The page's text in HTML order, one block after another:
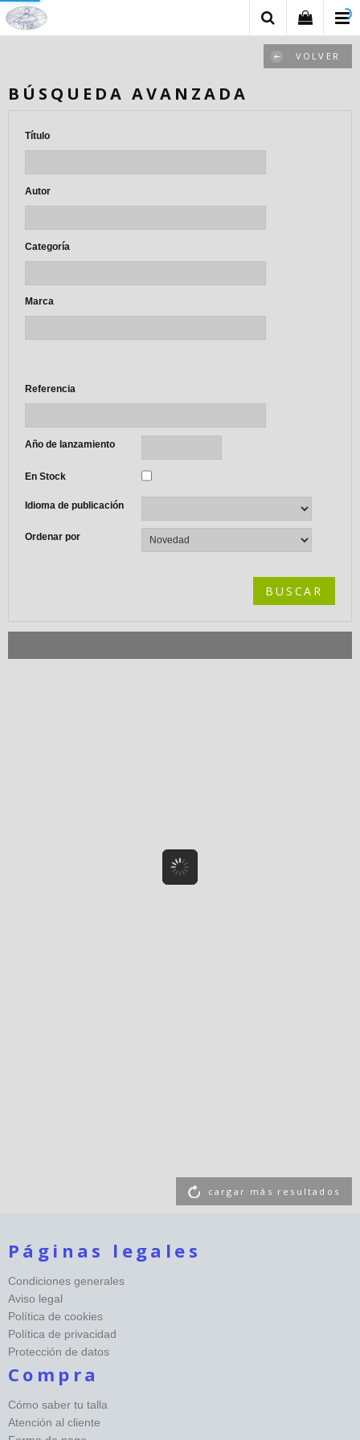
VOLVER
BÚSQUEDA AVANZADA
Título
Autor
Categoría
Marca
Referencia
Año de lanzamiento
En Stock
Idioma de publicación
Ordenar por
BUSCAR
cargar más resultados
Páginas legales
Condiciones generales
Aviso legal
Política de cookies
Política de privacidad
Protección de datos
Compra
Cómo saber tu talla
Atención al cliente